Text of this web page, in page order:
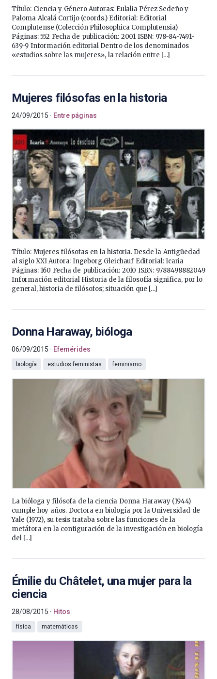
Título: Ciencia y Género Autoras: Eulalia Pérez Sedeño y
Paloma Alcalá Cortijo (coords.) Editorial: Editorial
Complutense (Colección Philosophica Complutensia)
Páginas: 552 Fecha de publicación: 2001 ISBN: 978-84-7491-
639-9 Información editorial Dentro de los denominados
«estudios sobre las mujeres», la relación entre […]
Mujeres filósofas en la historia
24/09/2015 Entre páginas
Título: Mujeres filósofas en la historia. Desde la Antigüedad
al siglo XXI Autora: Ingeborg Gleichauf Editorial: Icaria
Páginas: 160 Fecha de publicación: 2010 ISBN: 9788498882049
Información editorial Historia de la filosofía significa, por lo
general, historia de filósofos; situación que […]
Donna Haraway, bióloga
06/09/2015 Efemérides
biología estudios feministas feminismo
La bióloga y filósofa de la ciencia Donna Haraway (1944)
cumple hoy años. Doctora en biología por la Universidad de
Yale (1972), su tesis trataba sobre las funciones de la
metáfora en la configuración de la investigación en biología
del […]
Émilie du Châtelet, una mujer para la
ciencia
28/08/2015 Hitos
física matemáticas